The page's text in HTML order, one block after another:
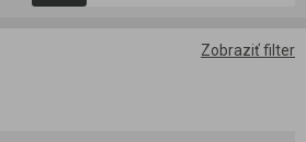
Zobraziť filter